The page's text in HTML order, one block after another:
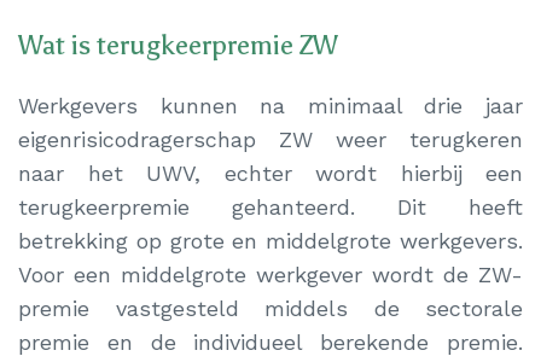
Wat is terugkeerpremie ZW
Werkgevers kunnen na minimaal drie jaar
eigenrisicodragerschap ZW weer terugkeren
naar het UWV, echter wordt hierbij een
terugkeerpremie gehanteerd. Dit heeft
betrekking op grote en middelgrote werkgevers.
Voor een middelgrote werkgever wordt de ZW-
premie vastgesteld middels de sectorale
premie en de individueel berekende premie.